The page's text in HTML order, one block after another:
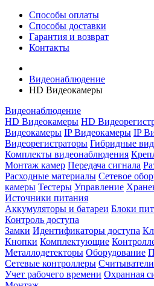
Способы оплаты
Способы доставки
Гарантия и возврат
Контакты
Видеонаблюдение
HD Видеокамеры
Видеонаблюдение
HD Видеокамеры HD
Видеокамеры IP Видеокамеры IP
Видеорегистраторы Гибридные
Комплекты видеонаблюдения
Монтаж камер Передача сигнала
Расходные материалы Сетевое
камеры Тестеры Управление
Источники питания
Аккумуляторы и батареи Блоки
Контроль доступа
Замки Идентификаторы доступа
Кнопки Комплектующие
Металлодетекторы Оборудование
Сетевые контроллеры Считыватели
Учет рабочего времени Охранная